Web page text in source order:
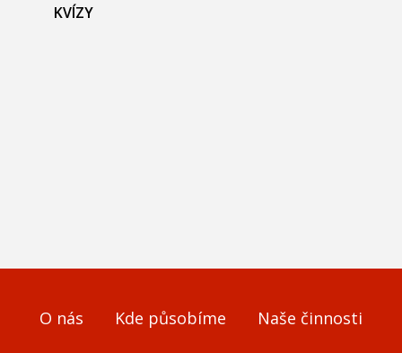
KVÍZY
O nás Kde působíme Naše činnosti